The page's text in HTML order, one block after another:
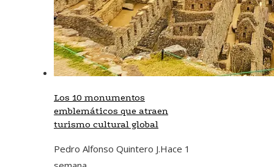
Los 10 monumentos
emblemáticos que atraen
turismo cultural global
Pedro Alfonso Quintero J.Hace 1